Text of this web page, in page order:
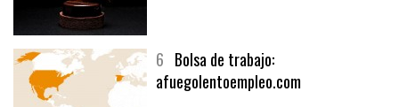
6Bolsa de trabajo: